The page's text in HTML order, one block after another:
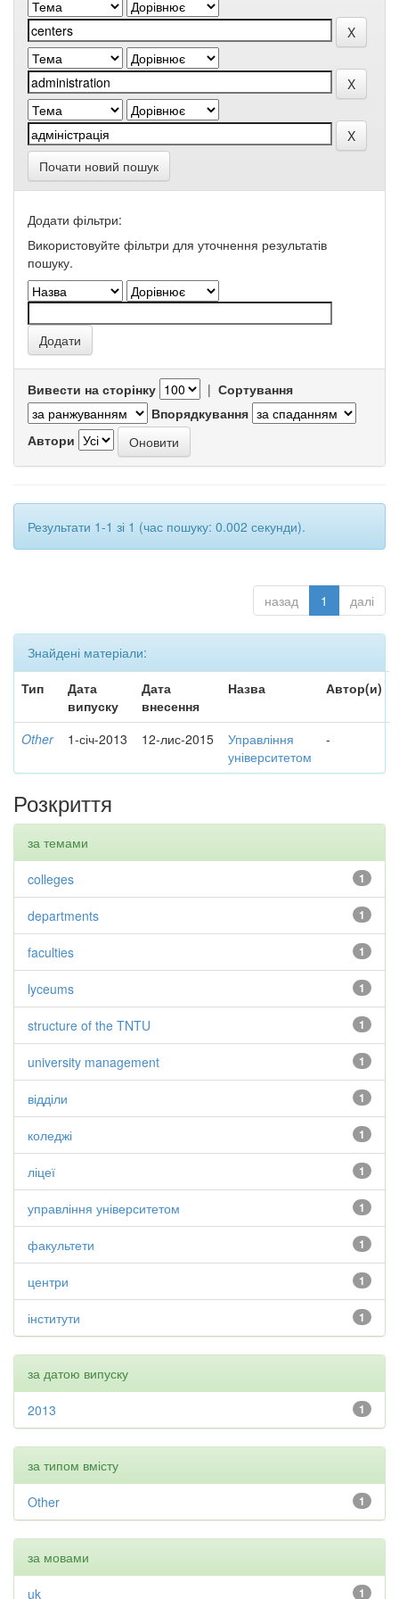
Почати новий пошук
Додати фільтри:
Використовуйте фільтри для уточнення результатів
пошуку.
Вивести на сторінку | Сортування
Впорядкування
Автори
Результати 1-1 зі 1 (час пошуку: 0.002 секунди).
назад 1 далі
Знайдені матеріали:
Тип
Дата
випуску
Дата
внесення
Назва Автор(и)
Other 1-січ-2013 12-лис-2015
Управління
університетом
-
Розкриття
за темами
1
colleges
1
departments
1
faculties
1
lyceums
1
structure of the TNTU
1
university management
1
відділи
1
коледжі
1
ліцеї
1
управління університетом
1
факультети
1
центри
1
інститути
за датою випуску
1
2013
за типом вмісту
1
Other
за мовами
1
uk